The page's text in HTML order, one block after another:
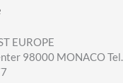
EUROPE
98000 MONACO Tel.